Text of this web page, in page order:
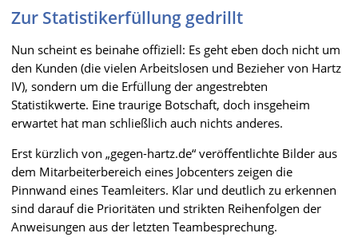
Zur Statistikerfüllung gedrillt
Nun scheint es beinahe offiziell: Es geht eben doch nicht um
den Kunden (die vielen Arbeitslosen und Bezieher von Hartz
IV), sondern um die Erfüllung der angestrebten
Statistikwerte. Eine traurige Botschaft, doch insgeheim
erwartet hat man schließlich auch nichts anderes.
Erst kürzlich von „gegen-hartz.de“ veröffentlichte Bilder aus
dem Mitarbeiterbereich eines Jobcenters zeigen die
Pinnwand eines Teamleiters. Klar und deutlich zu erkennen
sind darauf die Prioritäten und strikten Reihenfolgen der
Anweisungen aus der letzten Teambesprechung.